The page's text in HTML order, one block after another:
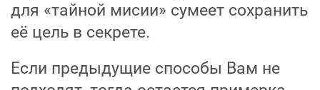
для «тайной мисии» сумеет сохранить
её цель в секрете.
Если предыдущие способы Вам не